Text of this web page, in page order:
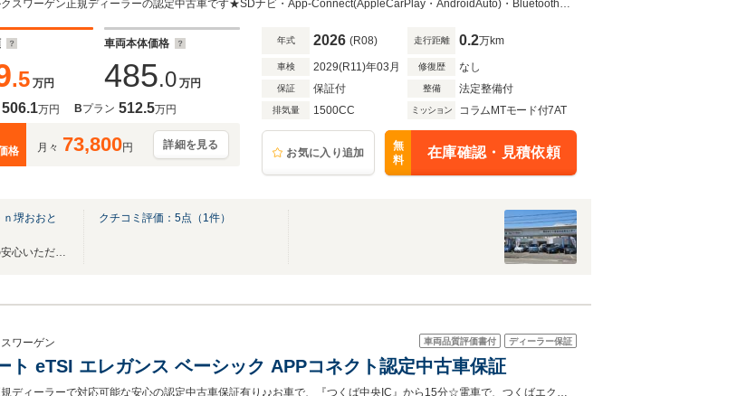
ベンチレーション IQLIGHT PテールゲートEasyOpen レーンチェン
スト Rトラフィックアラート
★フォルクスワーゲン正規ディーラーの認定中古車です★SDナビ・App-Connect(AppleCarPlay・AndroidAuto)・Bluetoothハンズフリー・Rカメラ・ETC2.0付きです☆
.5 万円
車両本体価格
485.0 万円
506.1万円 Bプラン 512.5万円
格
月々 73,800円 詳細を見る
年式 2026 (R08) 走行距離 0.2万km
車検 2029(R11)年03月 修復歴 なし
保証 保証付 整備 法定整備付
排気量 1500CC ミッション コラムMTモード付7AT
お気に入り追加
無
料
在庫確認・見積依頼
堺おおと
VOLKSWAGEN正規ディーラーならではの安心いただける認定中古車を販売いたしております
クチコミ評価： 5点（ 1件）
車両品質評価書付 ディーラー保証
ワーゲン
ト eTSI エレガンス ベーシック APPコネクト認定中古車保証
全国の正規ディーラーで対応可能な安心の認定中古車保証有り♪♪お車で、『つくば中央IC』から15分☆電車で、つくばエクスプレス『研究学園駅』至近・無料送迎実施中！！